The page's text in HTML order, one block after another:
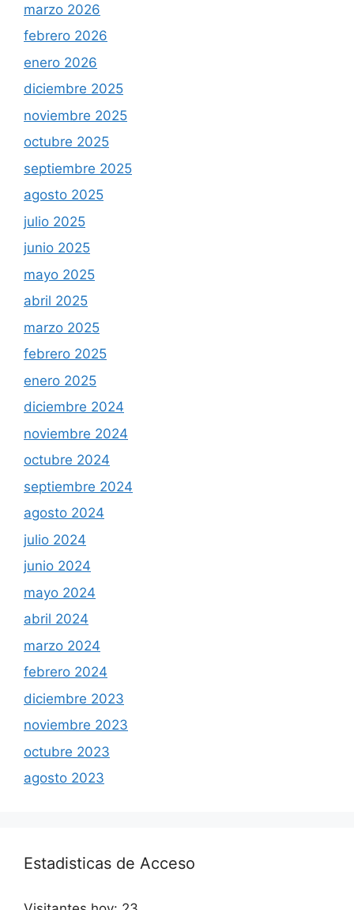
marzo 2026
febrero 2026
enero 2026
diciembre 2025
noviembre 2025
octubre 2025
septiembre 2025
agosto 2025
julio 2025
junio 2025
mayo 2025
abril 2025
marzo 2025
febrero 2025
enero 2025
diciembre 2024
noviembre 2024
octubre 2024
septiembre 2024
agosto 2024
julio 2024
junio 2024
mayo 2024
abril 2024
marzo 2024
febrero 2024
diciembre 2023
noviembre 2023
octubre 2023
agosto 2023
Estadisticas de Acceso